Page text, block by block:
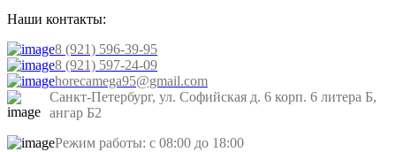
Наши контакты:
8 (921) 596-39-95
8 (921) 597-24-09
horecamega95@gmail.com
Санкт-Петербург, ул. Софийская д. 6 корп. 6 литера Б,
ангар Б2
Режим работы: с 08:00 до 18:00